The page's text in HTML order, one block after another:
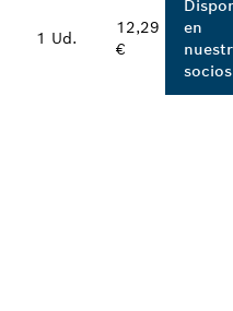
1 Ud.
12,29
€
en
socios